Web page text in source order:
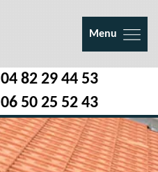
Menu
04 82 29 44 53
06 50 25 52 43